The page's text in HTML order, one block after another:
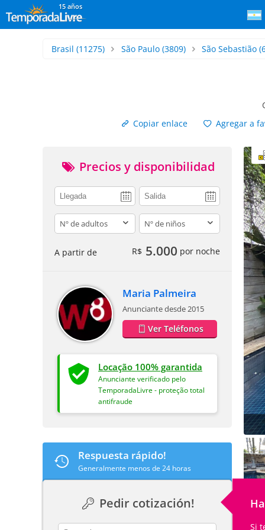
15 años
Brasil (11275) São Paulo(3809) São Sebastião
Copiar enlace
Agregar a
Precios y disponibilidad
adults children
A partir de R$ 5.000 por noche
Maria Palmeira
Anunciante desde 2015
Ver Teléfonos
Locação 100% garantida
Anunciante verificado pelo
TemporadaLivre - proteção total
antifraude
Respuesta rápido!
Generalmente menos de 24 horas
Pedir cotización!
Si